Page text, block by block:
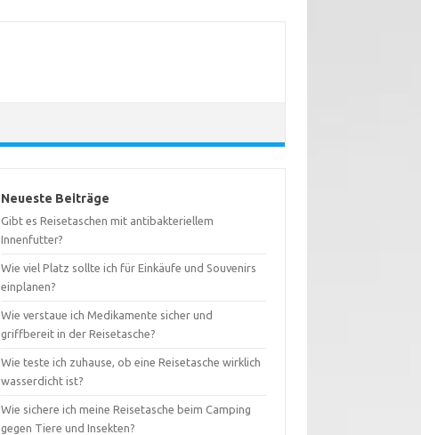
Neueste Beiträge
Gibt es Reisetaschen mit antibakteriellem
Innenfutter?
Wie viel Platz sollte ich für Einkäufe und Souvenirs
einplanen?
Wie verstaue ich Medikamente sicher und
griffbereit in der Reisetasche?
Wie teste ich zuhause, ob eine Reisetasche wirklich
wasserdicht ist?
Wie sichere ich meine Reisetasche beim Camping
gegen Tiere und Insekten?